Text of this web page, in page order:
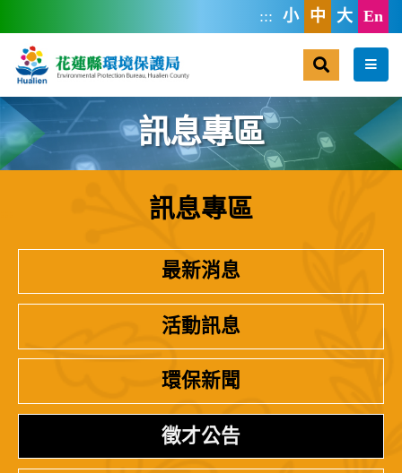
::: 小 中 大 En
選單
訊息專區
訊息專區
最新消息
活動訊息
環保新聞
徵才公告